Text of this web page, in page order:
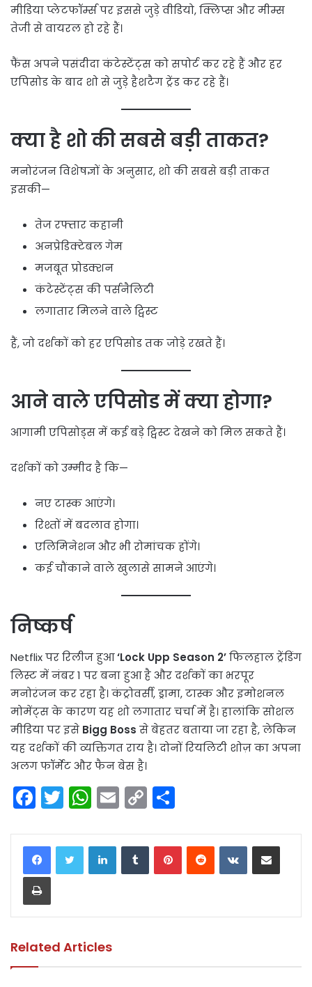
मीडिया प्लेटफॉर्म्स पर इससे जुड़े वीडियो, क्लिप्स और मीम्स
तेजी से वायरल हो रहे हैं।
फैंस अपने पसंदीदा कंटेस्टेंट्स को सपोर्ट कर रहे हैं और हर
एपिसोड के बाद शो से जुड़े हैशटैग ट्रेंड कर रहे हैं।
क्या है शो की सबसे बड़ी ताकत?
मनोरंजन विशेषज्ञों के अनुसार, शो की सबसे बड़ी ताकत
इसकी—
तेज रफ्तार कहानी
अनप्रेडिक्टेबल गेम
मजबूत प्रोडक्शन
कंटेस्टेंट्स की पर्सनैलिटी
लगातार मिलने वाले ट्विस्ट
हैं, जो दर्शकों को हर एपिसोड तक जोड़े रखते हैं।
आने वाले एपिसोड में क्या होगा?
आगामी एपिसोड्स में कई बड़े ट्विस्ट देखने को मिल सकते हैं।
दर्शकों को उम्मीद है कि—
नए टास्क आएंगे।
रिश्तों में बदलाव होगा।
एलिमिनेशन और भी रोमांचक होंगे।
कई चौंकाने वाले खुलासे सामने आएंगे।
निष्कर्ष
Netflix पर रिलीज हुआ‘Lock Upp Season 2’फिलहाल ट्रेंडिंग
लिस्ट में नंबर 1 पर बना हुआ है और दर्शकों का भरपूर
मनोरंजन कर रहा है। कंट्रोवर्सी, ड्रामा, टास्क और इमोशनल
मोमेंट्स के कारण यह शो लगातार चर्चा में है। हालांकि सोशल
मीडिया पर इसे Bigg Boss से बेहतर बताया जा रहा है, लेकिन
यह दर्शकों की व्यक्तिगत राय है। दोनों रियलिटी शोज़ का अपना
अलग फॉर्मेट और फैन बेस है।
F
c
e
b
o
k
T
itt
er
W
a
ts
p
E
ai
l
C
p
y
n
ar
e
LinkedInTumblrPinterestReddit VKontakteShare via Email
Print
Related Articles